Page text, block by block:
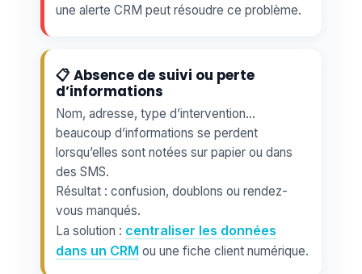
une alerte CRM peut résoudre ce problème.
📋 Absence de suivi ou perte
d’informations
Nom, adresse, type d’intervention…
beaucoup d’informations se perdent
lorsqu’elles sont notées sur papier ou dans
des SMS.
Résultat : confusion, doublons ou rendez-
vous manqués.
La solution : centraliser les données
dans un CRM ou une fiche client numérique.